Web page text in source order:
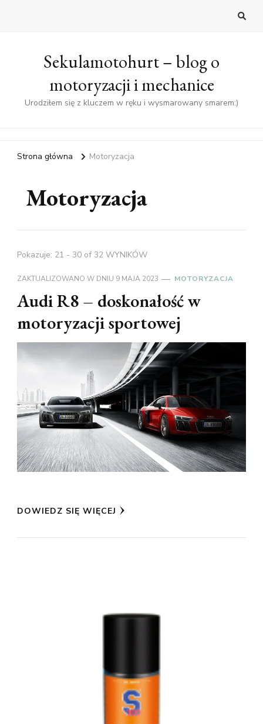
Sekulamotohurt – blog o
motoryzacji i mechanice
Urodziłem się z kluczem w ręku i wysmarowany smarem:)
Strona główna Motoryzacja
Motoryzacja
Pokazuje: 21 - 30 of 32 WYNIKÓW
ZAKTUALIZOWANO W DNIU 9 MAJA 2023 MOTORYZACJA
Audi R8 – doskonałość w
motoryzacji sportowej
DOWIEDZ SIĘ WIĘCEJ